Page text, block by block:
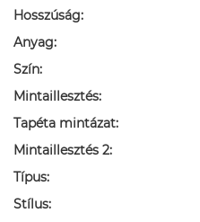
Hosszúság:
Anyag:
Szín:
Mintaillesztés:
Tapéta mintázat:
Mintaillesztés 2:
Típus:
Stílus: